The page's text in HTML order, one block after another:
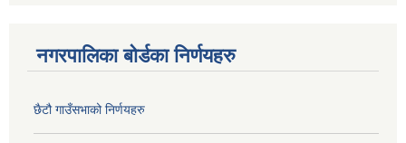
नगरपालिका बोर्डका निर्णयहरु
छैटौ गाउँसभाको निर्णयहरु